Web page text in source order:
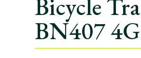
Bicycle
BN407 4G